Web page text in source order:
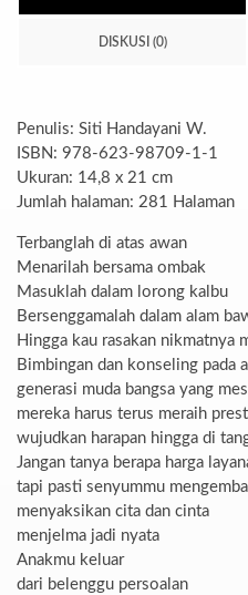
DISKUSI (0)
Penulis: Siti Handayani W.
ISBN: 978-623-98709-1-1
Ukuran: 14,8 x 21 cm
Jumlah halaman: 281 Halaman
Terbanglah di atas awan
Menarilah bersama ombak
Masuklah dalam lorong kalbu
Bersenggamalah dalam alam
Hingga kau rasakan nikmatnya
Bimbingan dan konseling pada
generasi muda bangsa yang
mereka harus terus meraih
wujudkan harapan hingga di
Jangan tanya berapa harga
tapi pasti senyummu
menyaksikan cita dan cinta
menjelma jadi nyata
Anakmu keluar
dari belenggu persoalan